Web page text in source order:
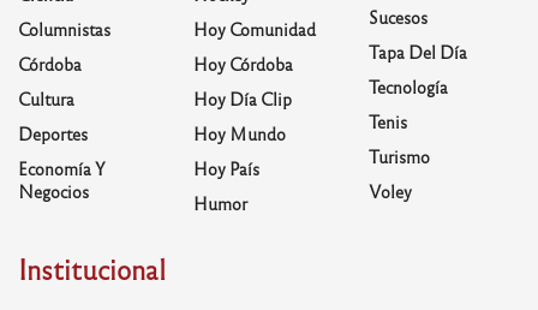
Columnistas
Córdoba
Cultura
Deportes
Economía Y
Negocios
Hoy Comunidad
Hoy Córdoba
Hoy Día Clip
Hoy Mundo
Hoy País
Humor
Sucesos
Tapa Del Día
Tecnología
Tenis
Turismo
Voley
Institucional